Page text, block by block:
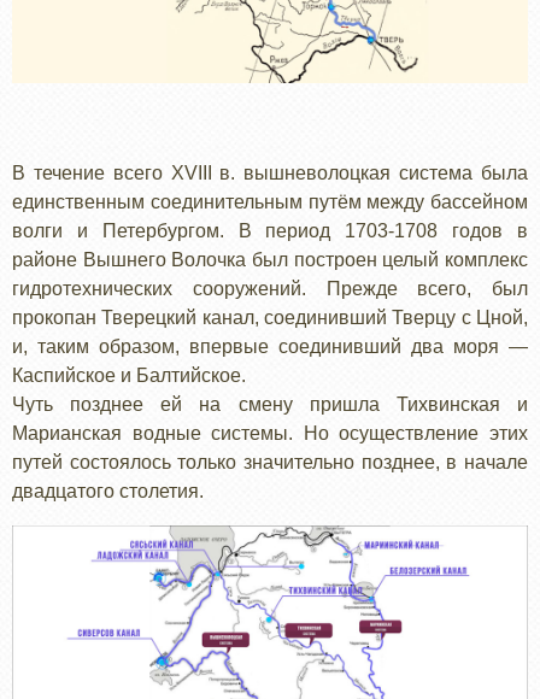
В течение всего XVIII в. вышневолоцкая система была
единственным соединительным путём между бассейном
волги и Петербургом. В период 1703-1708 годов в
районе Вышнего Волочка был построен целый комплекс
гидротехнических сооружений. Прежде всего, был
прокопан Тверецкий канал, соединивший Тверцу с Цной,
и, таким образом, впервые соединивший два моря —
Каспийское и Балтийское.
Чуть позднее ей на смену пришла Тихвинская и
Марианская водные системы. Но осуществление этих
путей состоялось только значительно позднее, в начале
двадцатого столетия.